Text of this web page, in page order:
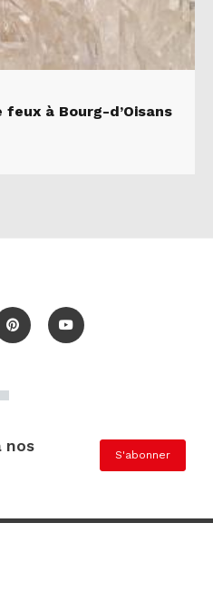
à Bourg-d’Oisans
nos
S'abonner